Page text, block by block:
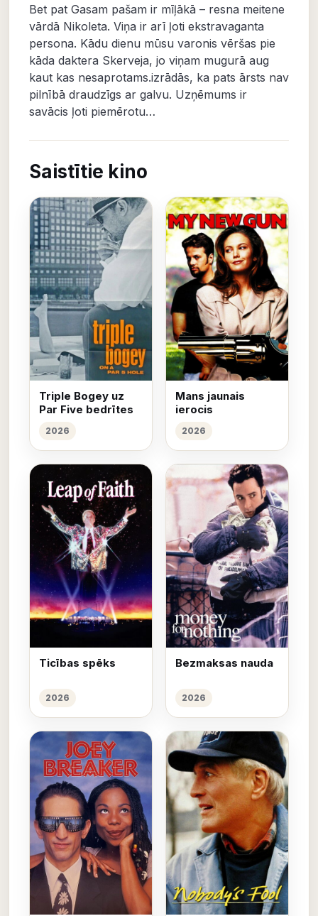
Bet pat Gasam pašam ir mīļākā – resna meitene
vārdā Nikoleta. Viņa ir arī ļoti ekstravaganta
persona. Kādu dienu mūsu varonis vēršas pie
kāda daktera Skerveja, jo viņam mugurā aug
kaut kas nesaprotams.izrādās, ka pats ārsts nav
pilnībā draudzīgs ar galvu. Uzņēmums ir
savācis ļoti piemērotu…
Saistītie kino
Triple Bogey uz
Par Five bedrītes
2026
Mans jaunais
ierocis
2026
Ticības spēks
2026
Bezmaksas nauda
2026